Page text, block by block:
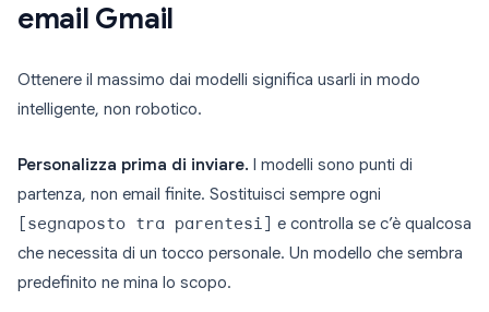
email Gmail
Ottenere il massimo dai modelli significa usarli in modo
intelligente, non robotico.
Personalizza prima di inviare. I modelli sono punti di
partenza, non email finite. Sostituisci sempre ogni
[segnaposto tra parentesi]
e controlla se c’è qualcosa
che necessita di un tocco personale. Un modello che sembra
predefinito ne mina lo scopo.